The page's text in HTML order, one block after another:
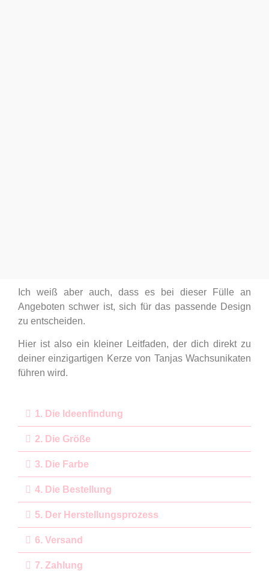
Ich weiß aber auch, dass es bei dieser Fülle an
Angeboten schwer ist, sich für das passende Design
zu entscheiden.
Hier ist also ein kleiner Leitfaden, der dich direkt zu
deiner einzigartigen Kerze von Tanjas Wachsunikaten
führen wird.
1. Die Ideenfindung
2. Die Größe
3. Die Farbe
4. Die Bestellung
5. Der Herstellungsprozess
6. Versand
7. Zahlung